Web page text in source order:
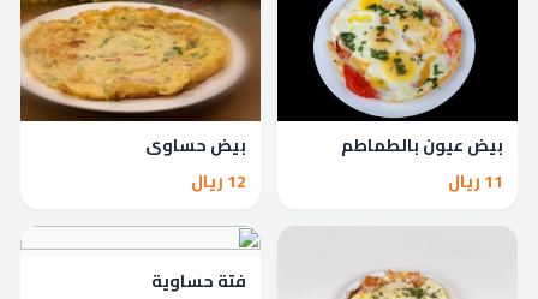
بيض عيون بالطماطم
11 ريال
بيض حساوي
12 ريال
فتة حساوية